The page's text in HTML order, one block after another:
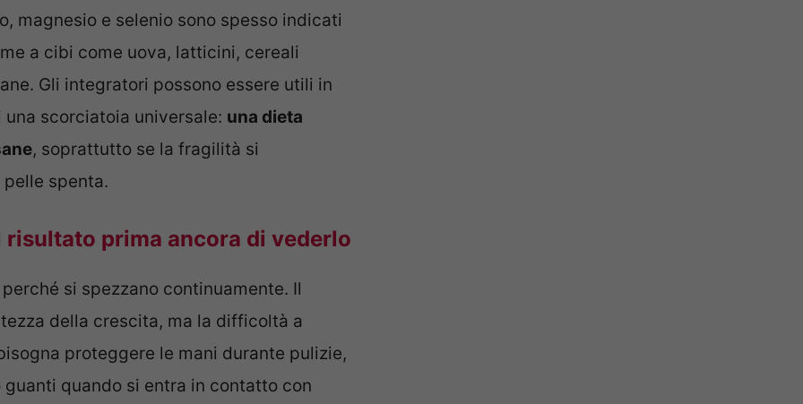
magnesio e selenio sono spesso indicati
a cibi come uova, latticini, cereali
Gli integratori possono essere utili in
scorciatoia universale: una dieta
, soprattutto se la fragilità si
spenta.
risultato prima ancora di vederlo
si spezzano continuamente. Il
della crescita, ma la difficoltà a
proteggere le mani durante pulizie,
quando si entra in contatto con